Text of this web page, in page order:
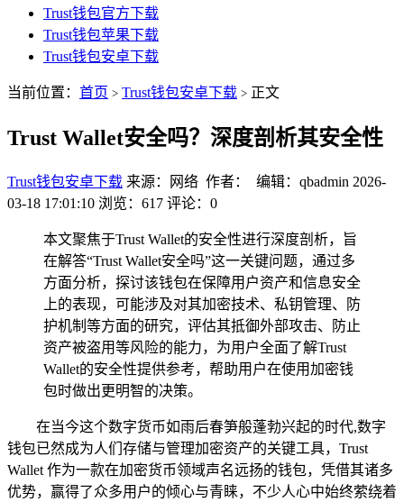
Trust钱包官方下载
Trust钱包苹果下载
Trust钱包安卓下载
当前位置： 首页 > Trust钱包安卓下载 > 正文
Trust Wallet安全吗？深度剖析其安全性
Trust钱包安卓下载 来源：网络 作者： 编辑：qbadmin 2026-
03-18 17:01:10 浏览：617 评论：0
本文聚焦于Trust Wallet的安全性进行深度剖析，旨
在解答“Trust Wallet安全吗”这一关键问题，通过多
方面分析，探讨该钱包在保障用户资产和信息安全
上的表现，可能涉及对其加密技术、私钥管理、防
护机制等方面的研究，评估其抵御外部攻击、防止
资产被盗用等风险的能力，为用户全面了解Trust
Wallet的安全性提供参考，帮助用户在使用加密钱
包时做出更明智的决策。
在当今这个数字货币如雨后春笋般蓬勃兴起的时代,数字
钱包已然成为人们存储与管理加密资产的关键工具，Trust
Wallet 作为一款在加密货币领域声名远扬的钱包，凭借其诸多
优势，赢得了众多用户的倾心与青睐，不少人心中始终萦绕着